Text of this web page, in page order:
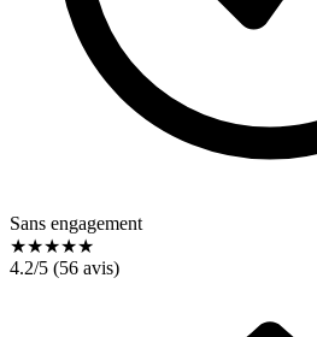
Sans engagement
★★★★★
4.2/5 (56 avis)